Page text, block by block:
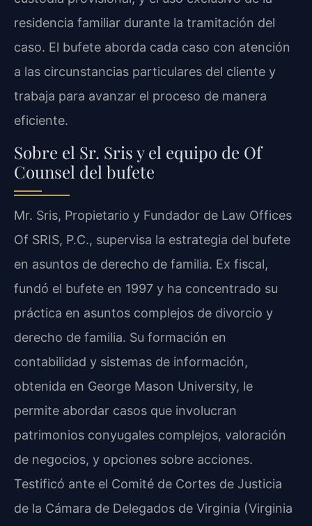
residencia familiar durante la tramitación del
caso. El bufete aborda cada caso con atención
a las circunstancias particulares del cliente y
trabaja para avanzar el proceso de manera
eficiente.
Sobre el Sr. Sris y el equipo de Of
Counsel del bufete
Mr. Sris, Propietario y Fundador de Law Offices
Of SRIS, P.C., supervisa la estrategia del bufete
en asuntos de derecho de familia. Ex fiscal,
fundó el bufete en 1997 y ha concentrado su
práctica en asuntos complejos de divorcio y
derecho de familia. Su formación en
contabilidad y sistemas de información,
obtenida en George Mason University, le
permite abordar casos que involucran
patrimonios conyugales complejos, valoración
de negocios, y opciones sobre acciones.
Testificó ante el Comité de Cortes de Justicia
de la Cámara de Delegados de Virginia (Virginia